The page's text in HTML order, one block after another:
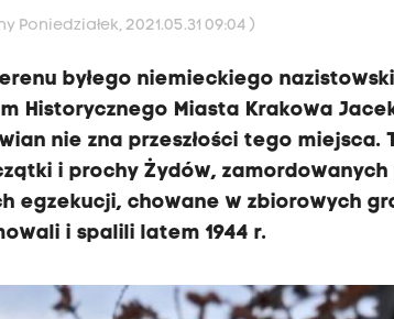
Poniedziałek, 2021.05.31 09:04 )
byłego niemieckiego
Historycznego Miasta Krakowa
nie zna przeszłości tego miejsca.
i prochy Żydów,
egzekucji, chowane w zbiorowych
i spalili latem 1944 r.